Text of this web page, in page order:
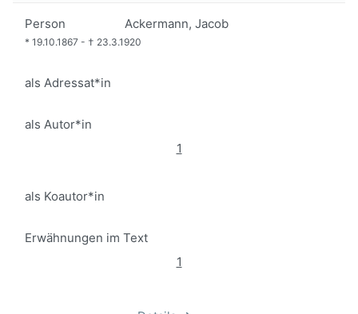
Person Ackermann, Jacob
* 19.10.1867 - † 23.3.1920
als Adressat*in
als Autor*in
1
als Koautor*in
Erwähnungen im Text
1